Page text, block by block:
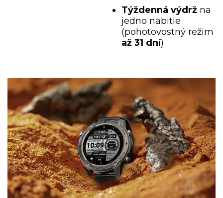
Týždenná výdrž na
jedno nabitie
(pohotovostný režim
až 31 dní)